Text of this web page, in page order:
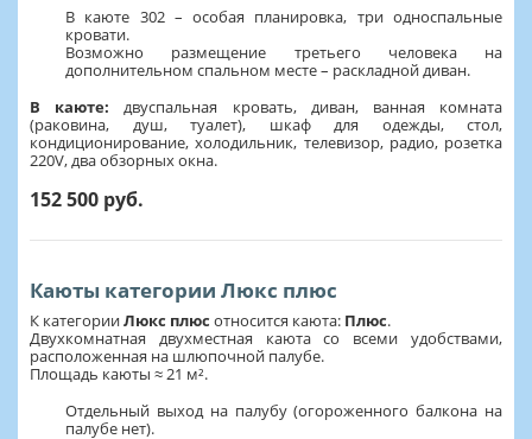
В каюте 302 – особая планировка, три односпальные
кровати.
Возможно размещение третьего человека на
дополнительном спальном месте – раскладной диван.
В каюте: двуспальная кровать, диван, ванная комната
(раковина, душ, туалет), шкаф для одежды, стол,
кондиционирование, холодильник, телевизор, радио, розетка
220V, два обзорных окна.
152 500 руб.
Каюты категории Люкс плюс
К категорииЛюкс плюс относится каюта: Плюс.
Двухкомнатная двухместная каюта со всеми удобствами,
расположенная на шлюпочной палубе.
Площадь каюты ≈ 21 м².
Отдельный выход на палубу (огороженного балкона на
палубе нет).